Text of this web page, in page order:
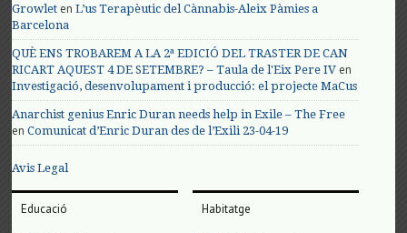
Growlet enL’us Terapèutic del Cànnabis-Aleix Pàmies a
Barcelona
QUÈ ENS TROBAREM A LA 2ª EDICIÓ DEL TRASTER DE CAN
RICART AQUEST 4 DE SETEMBRE? – Taula de l'Eix Pere IV en
Investigació, desenvolupament i producció: el projecte MaCus
Anarchist genius Enric Duran needs help in Exile – The Free
enComunicat d’Enric Duran des de l’Exili 23-04-19
Avis Legal
Educació Habitatge